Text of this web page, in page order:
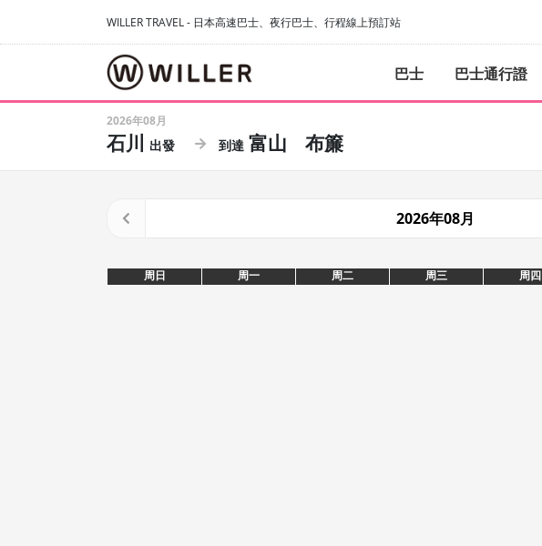
WILLER TRAVEL - 日本高速巴士、夜行巴士、行程線上預訂站
巴士 巴士通行證
2026年08月
石川 富山 布簾
2026年08月
周日 周一 周二 周三 周四